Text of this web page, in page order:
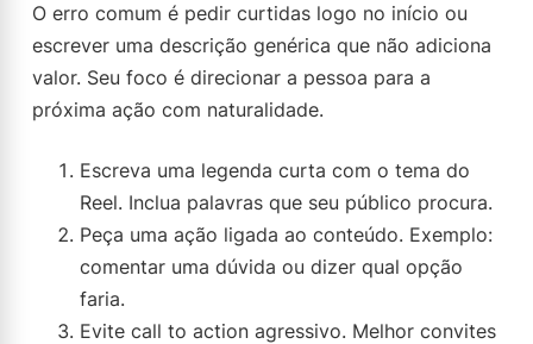
O erro comum é pedir curtidas logo no início ou
escrever uma descrição genérica que não adiciona
valor. Seu foco é direcionar a pessoa para a
próxima ação com naturalidade.
Escreva uma legenda curta com o tema do
Reel. Inclua palavras que seu público procura.
Peça uma ação ligada ao conteúdo. Exemplo:
comentar uma dúvida ou dizer qual opção
faria.
Evite call to action agressivo. Melhor convites